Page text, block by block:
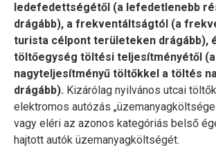
ledefedettségétől (a lefedetlenebb
drágább), a frekventáltságtól (a
turista célpont területeken drágább),
töltőegység töltési teljesítményétől (a
nagyteljesítményű töltőkkel a töltés
drágább). Kizárólag nyilvános utcai
elektromos autózás
vagy eléri az azonos kategóriás belső
hajtott autók üzemanyagköltségét.